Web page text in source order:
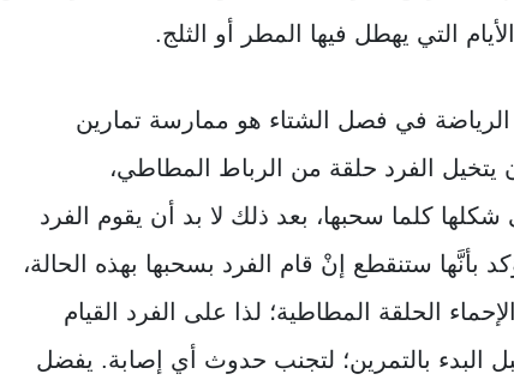
التي يهطل فيها المطر أو الثلج.
في فصل الشتاء هو ممارسة تمارين
يتخيل الفرد حلقة من الرباط المطاطي،
كلما سحبها، بعد ذلك لا بد أن يقوم الفرد
بأنَّها ستنقطع إنْ قام الفرد بسحبها بهذه الحالة،
الحلقة المطاطية؛ لذا على الفرد القيام
البدء بالتمرين؛ لتجنب حدوث أي إصابة. يفضل